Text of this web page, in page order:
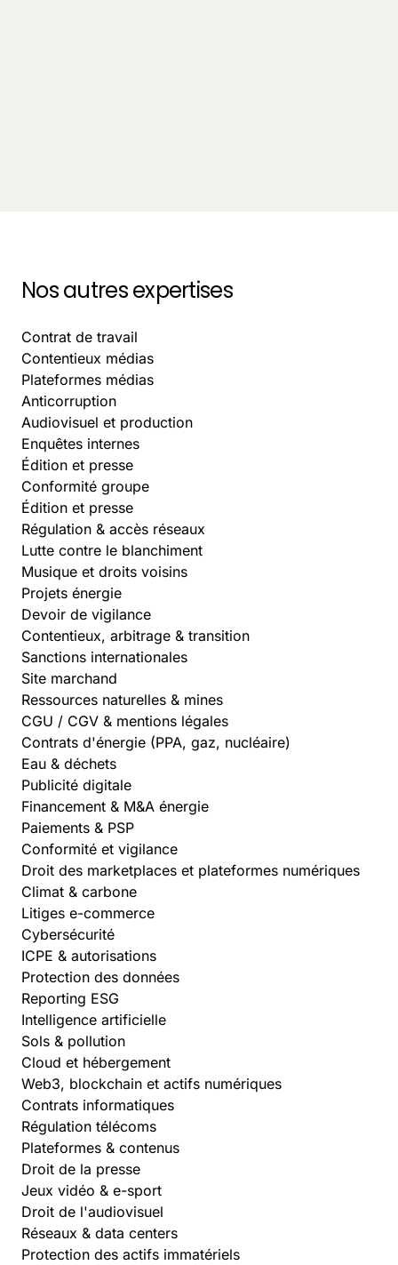
Nos autres expertises
Contrat de travail
Contentieux médias
Plateformes médias
Anticorruption
Audiovisuel et production
Enquêtes internes
Édition et presse
Conformité groupe
Édition et presse
Régulation & accès réseaux
Lutte contre le blanchiment
Musique et droits voisins
Projets énergie
Devoir de vigilance
Contentieux, arbitrage & transition
Sanctions internationales
Site marchand
Ressources naturelles & mines
CGU / CGV & mentions légales
Contrats d'énergie (PPA, gaz, nucléaire)
Eau & déchets
Publicité digitale
Financement & M&A énergie
Paiements & PSP
Conformité et vigilance
Droit des marketplaces et plateformes numériques
Climat & carbone
Litiges e-commerce
Cybersécurité
ICPE & autorisations
Protection des données
Reporting ESG
Intelligence artificielle
Sols & pollution
Cloud et hébergement
Web3, blockchain et actifs numériques
Contrats informatiques
Régulation télécoms
Plateformes & contenus
Droit de la presse
Jeux vidéo & e-sport
Droit de l'audiovisuel
Réseaux & data centers
Protection des actifs immatériels